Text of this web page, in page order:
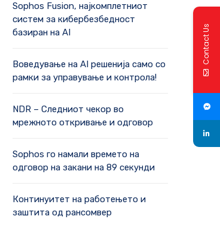
Sophos Fusion, најкомплетниот
систем за кибербезбедност
базиран на AI
Воведување на AI решенија само со
рамки за управување и контрола!
NDR – Следниот чекор во
мрежното откривање и одговор
Sophos го намали времето на
одговор на закани на 89 секунди
Континуитет на работењето и
заштита од рансомвер
Contact Us